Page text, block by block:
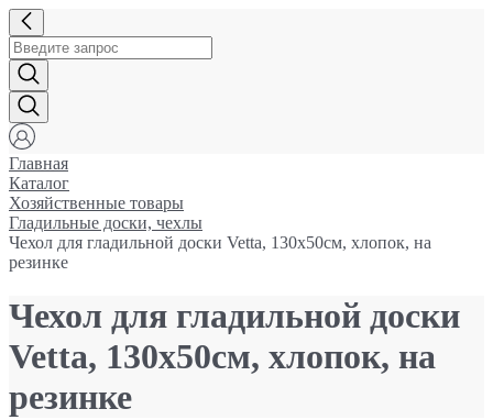
Главная
Каталог
Хозяйственные товары
Гладильные доски, чехлы
Чехол для гладильной доски Vetta, 130x50см, хлопок, на
резинке
Чехол для гладильной доски
Vetta, 130x50см, хлопок, на
резинке